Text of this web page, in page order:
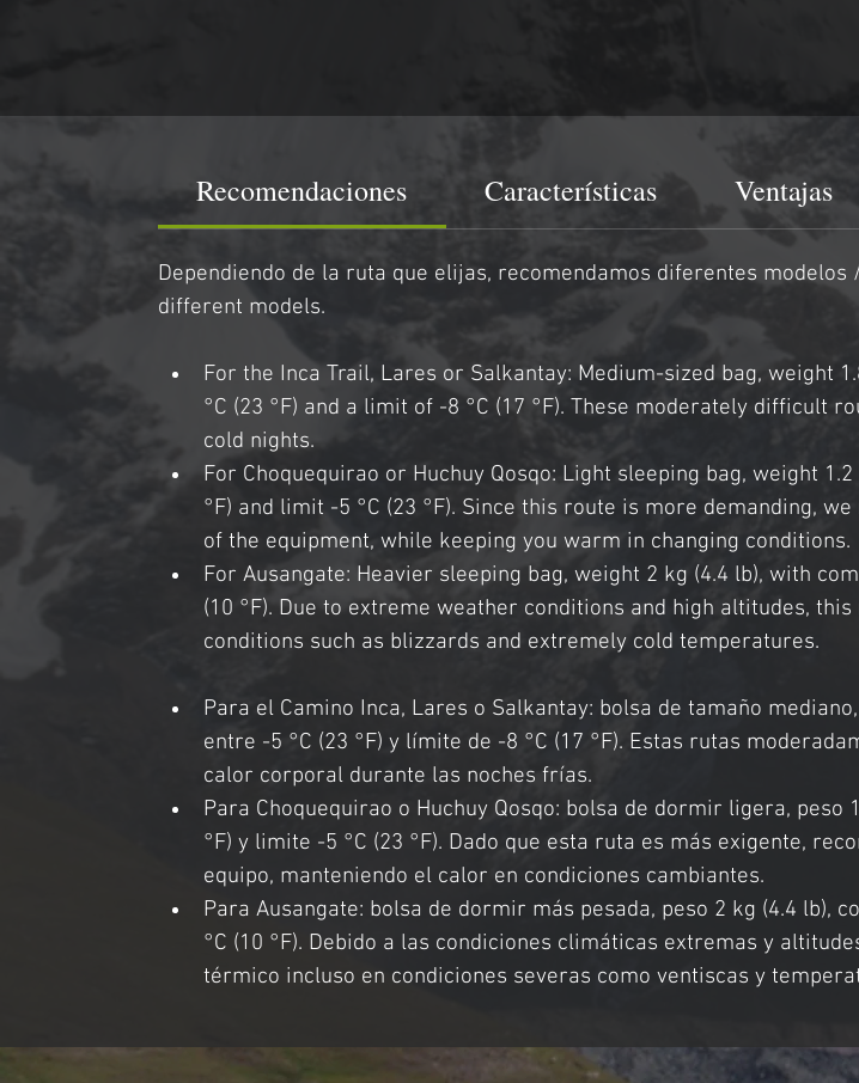
Recomendaciones Características Ventajas
Dependiendo de la ruta que elijas, recomendamos diferentes modelos
different models.
For the Inca Trail, Lares or Salkantay: Medium-sized bag, weight
°C (23 °F) and a limit of -8 °C (17 °F). These moderately
cold nights.
For Choquequirao or Huchuy Qosqo: Light sleeping bag, weight
°F) and limit -5 °C (23 °F). Since this route is more demanding,
of the equipment, while keeping you warm in changing conditions.
For Ausangate: Heavier sleeping bag, weight 2 kg (4.4 lb), with
(10 °F). Due to extreme weather conditions and high altitudes,
conditions such as blizzards and extremely cold temperatures.
Para el Camino Inca, Lares o Salkantay: bolsa de tamaño
entre -5 °C (23 °F) y límite de -8 °C (17 °F). Estas rutas
calor corporal durante las noches frías.
Para Choquequirao o Huchuy Qosqo: bolsa de dormir ligera,
°F) y limite -5 °C (23 °F). Dado que esta ruta es más exigente,
equipo, manteniendo el calor en condiciones cambiantes.
Para Ausangate: bolsa de dormir más pesada, peso 2 kg (4.4 lb),
°C (10 °F). Debido a las condiciones climáticas extremas y
térmico incluso en condiciones severas como ventiscas y